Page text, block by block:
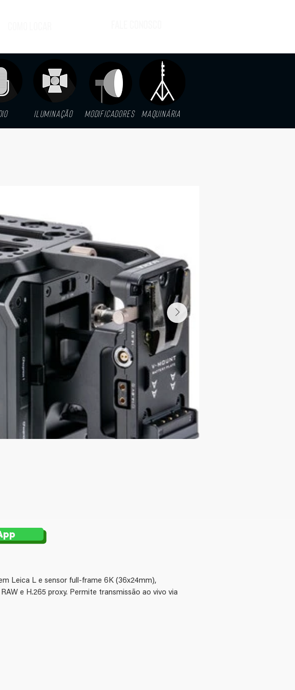
ILUMINAção MODIFICADORES MAQUINáRIA
Leica L e sensor full-frame 6K (36x24mm),
e H.265 proxy. Permite transmissão ao vivo via